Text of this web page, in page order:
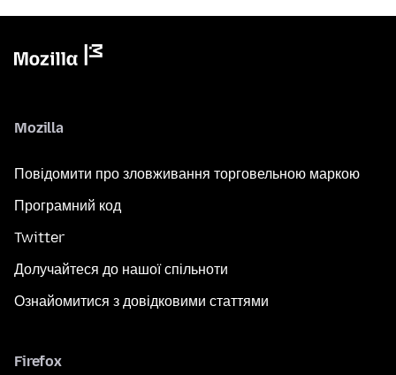
Mozilla
Повідомити про зловживання торговельною маркою
Програмний код
Twitter
Долучайтеся до нашої спільноти
Ознайомитися з довідковими статтями
Firefox